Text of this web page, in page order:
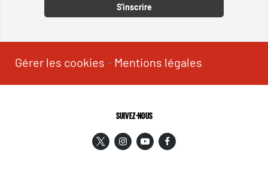
S'inscrire
Gérer les cookies - Mentions légales
SUIVEZ-NOUS